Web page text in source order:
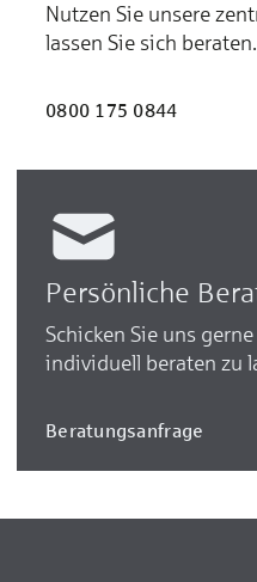
Nutzen Sie unsere
lassen Sie sich beraten.
0800 175 0844
Persönliche
Schicken Sie uns
individuell beraten zu
Beratungsanfrage